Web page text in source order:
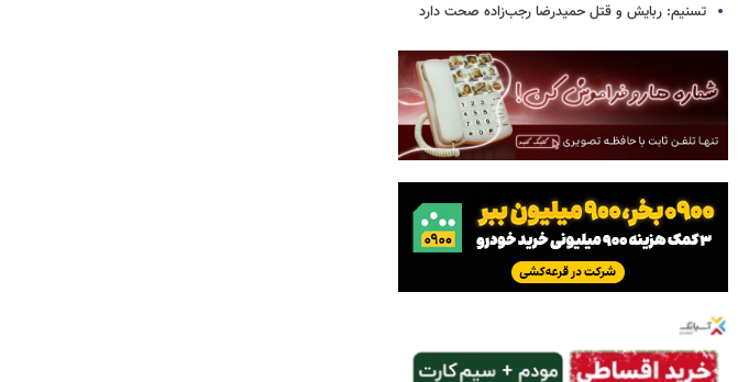
تسنیم: ربایش و قتل حمیدرضا رجب‌زاده صحت دارد